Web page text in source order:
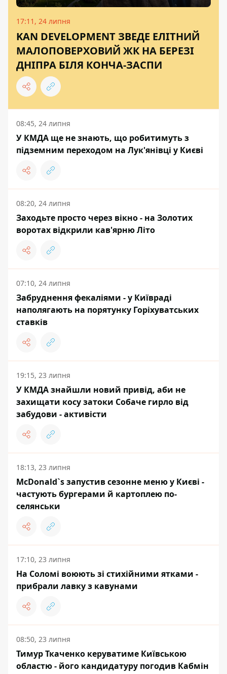
17:11, 24 липня
KAN DEVELOPMENT ЗВЕДЕ ЕЛІТНИЙ
МАЛОПОВЕРХОВИЙ ЖК НА БЕРЕЗІ
ДНІПРА БІЛЯ КОНЧА-ЗАСПИ
08:45, 24 липня
У КМДА ще не знають, що робитимуть з
підземним переходом на Лук'янівці у Києві
08:20, 24 липня
Заходьте просто через вікно - на Золотих
воротах відкрили кав'ярню Літо
07:10, 24 липня
Забруднення фекаліями - у Київраді
наполягають на порятунку Горіхуватських
ставків
19:15, 23 липня
У КМДА знайшли новий привід, аби не
захищати косу затоки Собаче гирло від
забудови - активісти
18:13, 23 липня
McDonald`s запустив сезонне меню у Києві -
частують бургерами й картоплею по-
селянськи
17:10, 23 липня
На Соломі воюють зі стихійними ятками -
прибрали лавку з кавунами
08:50, 23 липня
Тимур Ткаченко керуватиме Київською
областю - його кандидатуру погодив Кабмін